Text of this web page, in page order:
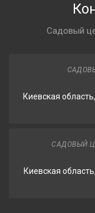
Садовый
Киевская
САДОВЫЙ
Киевская